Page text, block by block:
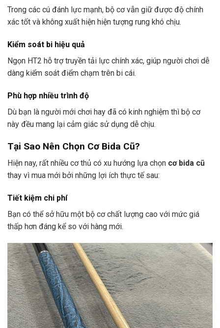
Trong các cú đánh lực mạnh, bộ cơ vẫn giữ được độ chính
xác tốt và không xuất hiện hiện tượng rung khó chịu.
Kiểm soát bi hiệu quả
Ngọn HT2 hỗ trợ truyền tải lực chính xác, giúp người chơi dễ
dàng kiểm soát điểm chạm trên bi cái.
Phù hợp nhiều trình độ
Dù bạn là người mới chơi hay đã có kinh nghiệm thì bộ cơ
này đều mang lại cảm giác sử dụng dễ chịu.
Tại Sao Nên Chọn Cơ Bida Cũ?
Hiện nay, rất nhiều cơ thủ có xu hướng lựa chọn cơ bida cũ
thay vì mua mới bởi những lợi ích thực tế sau:
Tiết kiệm chi phí
Bạn có thể sở hữu một bộ cơ chất lượng cao với mức giá
thấp hơn đáng kể so với hàng mới.